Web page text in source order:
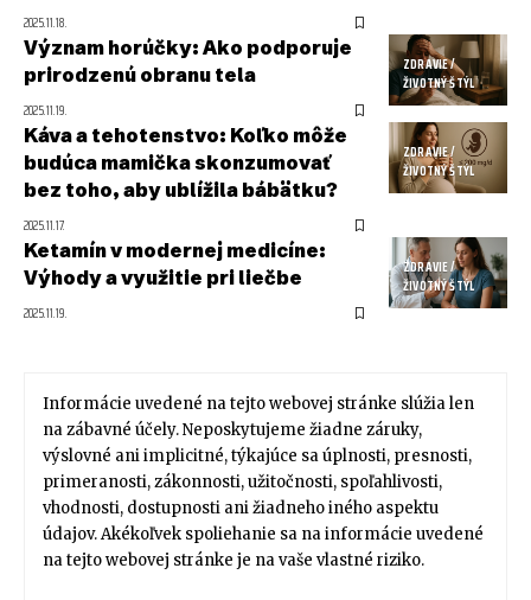
2025.11.18.
ZDRAVIE /
ŽIVOTNÝ ŠTÝL
Význam horúčky: Ako podporuje
prirodzenú obranu tela
2025.11.19.
ZDRAVIE /
ŽIVOTNÝ ŠTÝL
Káva a tehotenstvo: Koľko môže
budúca mamička skonzumovať
bez toho, aby ublížila bábätku?
2025.11.17.
ZDRAVIE /
ŽIVOTNÝ ŠTÝL
Ketamín v modernej medicíne:
Výhody a využitie pri liečbe
2025.11.19.
Informácie uvedené na tejto webovej stránke slúžia len
na zábavné účely. Neposkytujeme žiadne záruky,
výslovné ani implicitné, týkajúce sa úplnosti, presnosti,
primeranosti, zákonnosti, užitočnosti, spoľahlivosti,
vhodnosti, dostupnosti ani žiadneho iného aspektu
údajov. Akékoľvek spoliehanie sa na informácie uvedené
na tejto webovej stránke je na vaše vlastné riziko.